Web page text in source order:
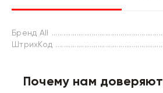
Бренд All
ШтрихКод
Почему нам доверяют